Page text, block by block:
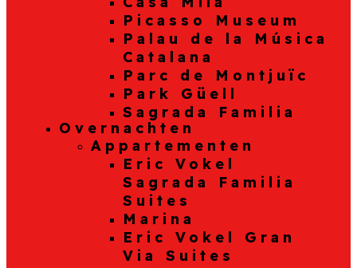
Picasso Museum
Palau de la Música
Catalana
Parc de Montjuïc
Park Güell
Sagrada Familia
Overnachten
Appartementen
Eric Vokel
Sagrada Familia
Suites
Marina
Eric Vokel Gran
Via Suites